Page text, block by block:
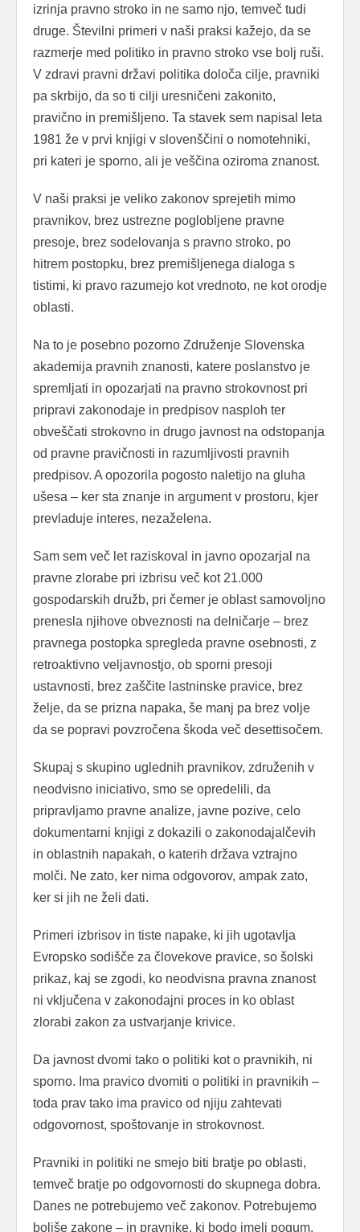
izrinja pravno stroko in ne samo njo, temveč tudi
druge. Številni primeri v naši praksi kažejo, da se
razmerje med politiko in pravno stroko vse bolj ruši.
V zdravi pravni državi politika določa cilje, pravniki
pa skrbijo, da so ti cilji uresničeni zakonito,
pravično in premišljeno. Ta stavek sem napisal leta
1981 že v prvi knjigi v slovenščini o nomotehniki,
pri kateri je sporno, ali je veščina oziroma znanost.
V naši praksi je veliko zakonov sprejetih mimo
pravnikov, brez ustrezne poglobljene pravne
presoje, brez sodelovanja s pravno stroko, po
hitrem postopku, brez premišljenega dialoga s
tistimi, ki pravo razumejo kot vrednoto, ne kot orodje
oblasti.
Na to je posebno pozorno Združenje Slovenska
akademija pravnih znanosti, katere poslanstvo je
spremljati in opozarjati na pravno strokovnost pri
pripravi zakonodaje in predpisov nasploh ter
obveščati strokovno in drugo javnost na odstopanja
od pravne pravičnosti in razumljivosti pravnih
predpisov. A opozorila pogosto naletijo na gluha
ušesa – ker sta znanje in argument v prostoru, kjer
prevladuje interes, nezaželena.
Sam sem več let raziskoval in javno opozarjal na
pravne zlorabe pri izbrisu več kot 21.000
gospodarskih družb, pri čemer je oblast samovoljno
prenesla njihove obveznosti na delničarje – brez
pravnega postopka spregleda pravne osebnosti, z
retroaktivno veljavnostjo, ob sporni presoji
ustavnosti, brez zaščite lastninske pravice, brez
želje, da se prizna napaka, še manj pa brez volje
da se popravi povzročena škoda več desettisočem.
Skupaj s skupino uglednih pravnikov, združenih v
neodvisno iniciativo, smo se opredelili, da
pripravljamo pravne analize, javne pozive, celo
dokumentarni knjigi z dokazili o zakonodajalčevih
in oblastnih napakah, o katerih država vztrajno
molči. Ne zato, ker nima odgovorov, ampak zato,
ker si jih ne želi dati.
Primeri izbrisov in tiste napake, ki jih ugotavlja
Evropsko sodišče za človekove pravice, so šolski
prikaz, kaj se zgodi, ko neodvisna pravna znanost
ni vključena v zakonodajni proces in ko oblast
zlorabi zakon za ustvarjanje krivice.
Da javnost dvomi tako o politiki kot o pravnikih, ni
sporno. Ima pravico dvomiti o politiki in pravnikih –
toda prav tako ima pravico od njiju zahtevati
odgovornost, spoštovanje in strokovnost.
Pravniki in politiki ne smejo biti bratje po oblasti,
temveč bratje po odgovornosti do skupnega dobra.
Danes ne potrebujemo več zakonov. Potrebujemo
boljše zakone – in pravnike, ki bodo imeli pogum,